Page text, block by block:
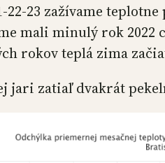
22-23 zažívame
mali minulý rok 2022
rokov teplá zima
jari zatiaľ dvakrát